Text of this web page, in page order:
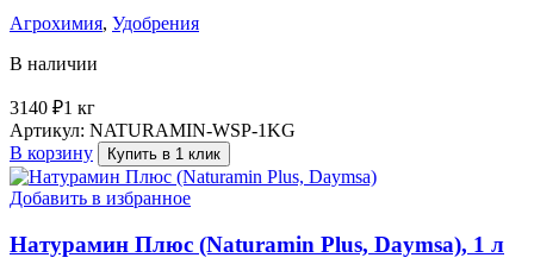
Агрохимия, Удобрения
В наличии
3140 ₽1 кг
Артикул: NATURAMIN-WSP-1KG
В корзину
Купить в 1 клик
Добавить в избранное
Натурамин Плюс (Naturamin Plus, Daymsa), 1 л